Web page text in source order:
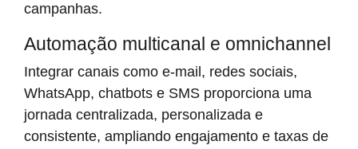
campanhas.
Automação multicanal e omnichannel
Integrar canais como e-mail, redes sociais,
WhatsApp, chatbots e SMS proporciona uma
jornada centralizada, personalizada e
consistente, ampliando engajamento e taxas de